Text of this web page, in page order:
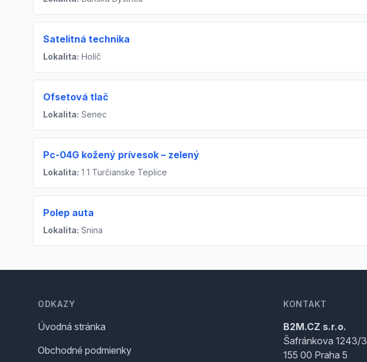
Satelitná technika
Lokalita: Holíč
Ofsetová tlač
Lokalita: Senec
Pc-04G kožený prívesok – zelený
Lokalita: 1 1 Turčianske Teplice
Polep auta
Lokalita: Snina
ODKAZY
Úvodná stránka
Obchodné podmienky
KONTAKT
B2M.CZ s.r.o.
Šafránkova 1243/3
155 00 Praha 5